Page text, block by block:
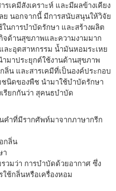
เคมีสังเคราะห์ และมีผลข้างเคียง
ย นอกจากนี้ มีการสนับสนุนให้วิจัย
นการบำบัดรักษา และสร้างผลิต
ด้านสุขภาพและความงามมาก
ะอุตสาหกรรม น้ำมันหอมระเหย
มาประยุกต์ใช้งานด้านสุขภาพ
ลิ่น และสารเคมีที่เป็นองค์ประกอบ
ดของพืช นำมาใช้บำบัดรักษา
รียกกันว่า สุคนธบำบัด
คำที่มีรากศัพท์มาจากภาษากรีก
กลิ่น
า
วมว่า การบำบัดด้วยอากาศ ซึ่ง
ช้กลิ่นหรือเครื่องหอม